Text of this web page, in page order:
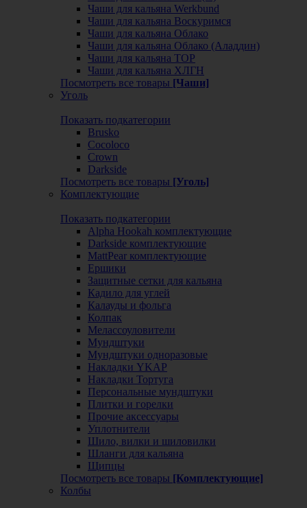
Чаши для кальяна Werkbund
Чаши для кальяна Воскуримся
Чаши для кальяна Облако
Чаши для кальяна Облако (Аладдин)
Чаши для кальяна ТОР
Чаши для кальяна ХЛГН
Посмотреть все товары [Чаши]
Уголь
Показать подкатегории
Brusko
Cocoloco
Crown
Darkside
Посмотреть все товары [Уголь]
Комплектующие
Показать подкатегории
Alpha Hookah комплектующие
Darkside комплектующие
MattPear комплектующие
Ершики
Защитные сетки для кальяна
Кадило для углей
Калауды и фольга
Колпак
Мелассоуловители
Мундштуки
Мундштуки одноразовые
Накладки YKAP
Накладки Тортуга
Персональные мундштуки
Плитки и горелки
Прочие аксессуары
Уплотнители
Шило, вилки и шиловилки
Шланги для кальяна
Щипцы
Посмотреть все товары [Комплектующие]
Колбы